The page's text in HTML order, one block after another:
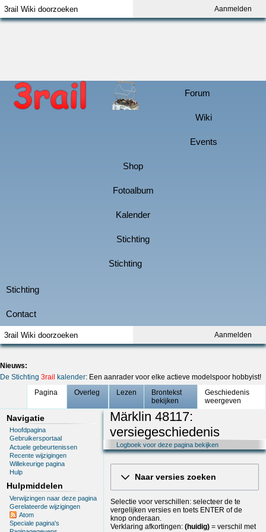
Aanmelden
Aanmelden
Nieuws:
De Stichting 3rail kalender: Een aanrader voor elke actieve modelspoor hobbyist!
Pagina
Overleg Lezen
Brontekst
bekijken
Geschiedenis
weergeven
Navigatie
Hoofdpagina
Gebruikersportaal
Actuele gebeurtenissen
Recente wijzigingen
Willekeurige pagina
Hulp
Hulpmiddelen
Verwijzingen naar deze pagina
Gerelateerde wijzigingen
Atom
Speciale pagina's
Märklin 48117:
versiegeschiedenis
Logboek voor deze pagina bekijken
Naar versies zoeken
Selectie voor verschillen: selecteer de te
vergelijken versies en toets ENTER of de
knop onderaan.
Verklaring afkortingen: (huidig)= verschil met